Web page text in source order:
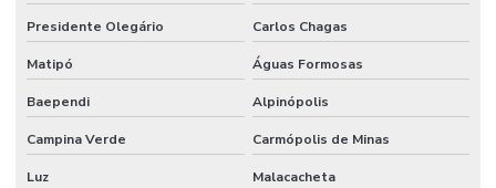
Presidente Olegário Carlos Chagas
Matipó Águas Formosas
Baependi Alpinópolis
Campina Verde Carmópolis de Minas
Luz Malacacheta